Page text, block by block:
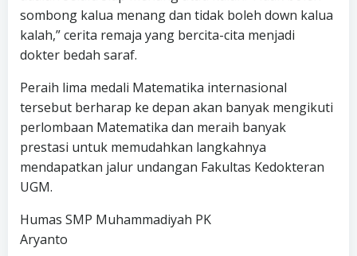
sombong kalua menang dan tidak boleh down kalua
kalah,” cerita remaja yang bercita-cita menjadi
dokter bedah saraf.
Peraih lima medali Matematika internasional
tersebut berharap ke depan akan banyak mengikuti
perlombaan Matematika dan meraih banyak
prestasi untuk memudahkan langkahnya
mendapatkan jalur undangan Fakultas Kedokteran
UGM.
Humas SMP Muhammadiyah PK
Aryanto